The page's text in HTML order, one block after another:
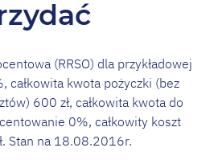
(RRSO) dla przykładowej
całkowita kwota pożyczki (bez
600 zł, całkowita kwota do
0%, całkowity koszt
Stan na 18.08.2016r.